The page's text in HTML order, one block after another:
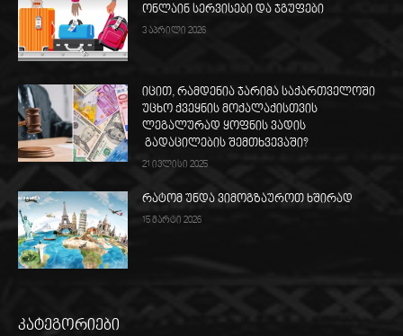
ონლაინ სერვისები და ჯგუფები
3 აპრილი 2026
იცით, რამდენია ჯარიმა საქართველოში
უცხო ქვეყნის მოქალაქისთვის
ლეგალურად ყოფნის ვადის
გადაცილების შემთხვევაში?
21 ივლისი 2025
რატომ უნდა ვიმოგზაუროთ ხშირად
15 მარტი 2026
კატეგორიები